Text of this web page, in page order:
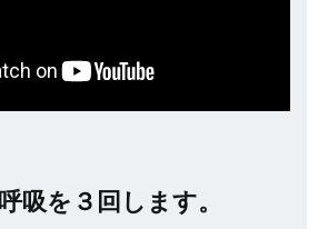
吸を３回します。